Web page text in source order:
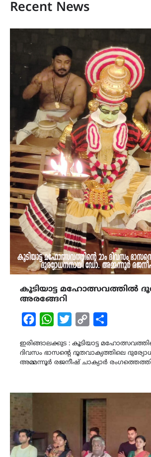
Recent News
കൂടിയാട്ട മഹോത്സവത്തിൽ
അരങ്ങേറി
FacebookWhatsAppTwitterCopy
ഇരിങ്ങാലക്കുട : കൂടിയാട്ട
ദിവസം ഭാസന്റെ ദൂതവാക്യത്തിലെ
അമ്മന്നൂർ രജനീഷ് ചാക്യാർ